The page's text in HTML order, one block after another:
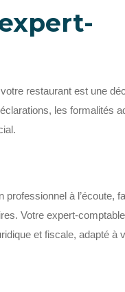
restaurant est une
les formalités
à l’écoute,
Votre expert-
et fiscale, adapté à